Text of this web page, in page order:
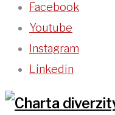
Facebook
Youtube
Instagram
Linkedin